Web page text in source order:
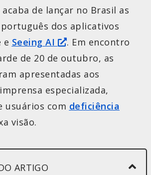
acaba de lançar no Brasil as
dos aplicativos
e Seeing AI
. Em encontro
de 20 de outubro, as
apresentadas aos
especializada,
usuários com deficiência
visão.
ARTIGO